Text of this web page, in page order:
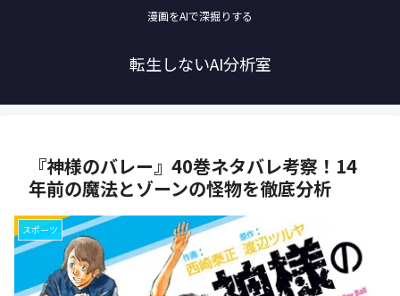
漫画をAIで深掘りする
転生しないAI分析室
『神様のバレー』40巻ネタバレ考察！14
年前の魔法とゾーンの怪物を徹底分析
スポーツ